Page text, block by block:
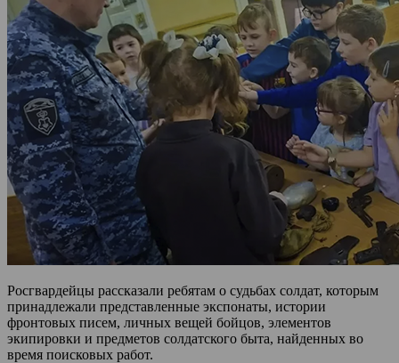
Росгвардейцы рассказали ребятам о судьбах солдат, которым
принадлежали представленные экспонаты, истории
фронтовых писем, личных вещей бойцов, элементов
экипировки и предметов солдатского быта, найденных во
время поисковых работ.